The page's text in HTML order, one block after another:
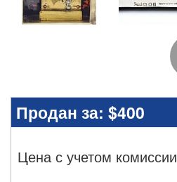
Продан за: $400
Цена с учетом комиссии